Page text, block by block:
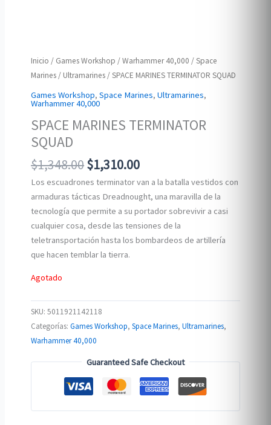
Inicio / Games Workshop /Warhammer 40,000 /Space
Marines / Ultramarines / SPACE MARINES TERMINATOR SQUAD
Games Workshop,Space Marines,Ultramarines,
Warhammer 40,000
SPACE MARINES TERMINATOR
SQUAD
$1,348.00Original
price
was:
$1,348.00.
$1,310.00Current
price
is:
$1,310.00.
Los escuadrones terminator van a la batalla vestidos con
armaduras tácticas Dreadnought, una maravilla de la
tecnología que permite a su portador sobrevivir a casi
cualquier cosa, desde las tensiones de la
teletransportación hasta los bombardeos de artillería
que hacen temblar la tierra.
Agotado
SKU:5011921142118
Categorías:Games Workshop,Space Marines,Ultramarines,
Warhammer 40,000
Guaranteed Safe Checkout